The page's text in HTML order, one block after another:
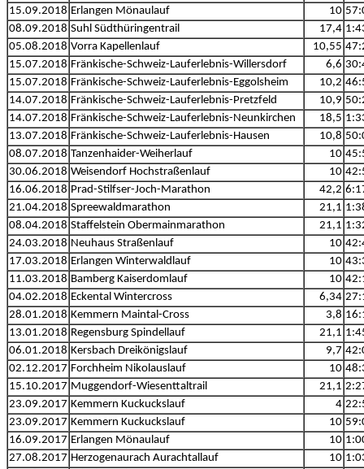
15.09.2018 Erlangen Mönaulauf 10
08.09.2018 Suhl Südthüringentrail 17,4
05.08.2018 Vorra Kapellenlauf 10,55
15.07.2018 Fränkische-Schweiz-Lauferlebnis-Willersdorf 6,6
15.07.2018 Fränkische-Schweiz-Lauferlebnis-Eggolsheim 10,2
14.07.2018 Fränkische-Schweiz-Lauferlebnis-Pretzfeld 10,9
14.07.2018 Fränkische-Schweiz-Lauferlebnis-Neunkirchen 18,5
13.07.2018 Fränkische-Schweiz-Lauferlebnis-Hausen 10,8
08.07.2018 Tanzenhaider-Weiherlauf 10
30.06.2018 Weisendorf Hochstraßenlauf 10
16.06.2018 Prad-Stilfser-Joch-Marathon 42,2
21.04.2018 Spreewaldmarathon 21,1
08.04.2018 Staffelstein Obermainmarathon 21,1
24.03.2018 Neuhaus Straßenlauf 10
17.03.2018 Erlangen Winterwaldlauf 10
11.03.2018 Bamberg Kaiserdomlauf 10
04.02.2018 Eckental Wintercross 6,34
28.01.2018 Kemmern Maintal-Cross 3,8
13.01.2018 Regensburg Spindellauf 21,1
06.01.2018 Kersbach Dreikönigslauf 9,7
02.12.2017 Forchheim Nikolauslauf 10
15.10.2017 Muggendorf-Wiesenttaltrail 21,1
23.09.2017 Kemmern Kuckuckslauf 4
23.09.2017 Kemmern Kuckuckslauf 10
16.09.2017 Erlangen Mönaulauf 10
27.08.2017 Herzogenaurach Aurachtallauf 10